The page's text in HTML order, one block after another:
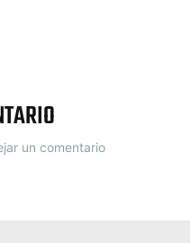
un comentario